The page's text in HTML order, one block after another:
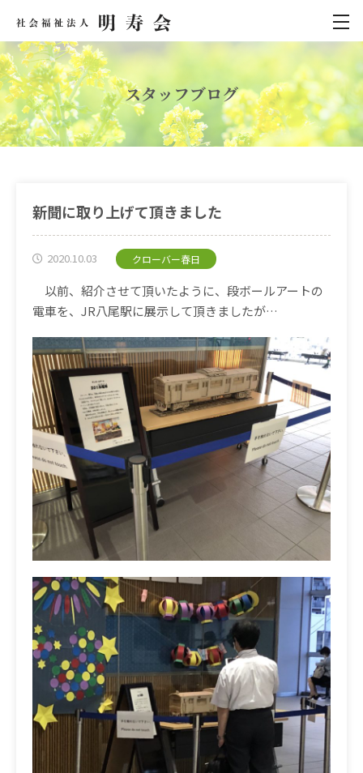
スタッフブログ
新聞に取り上げて頂きました
2020.10.03 クローバー春日
以前、紹介させて頂いたように、段ボールアートの
電車を、 JR八尾駅に展示して頂きましたが…